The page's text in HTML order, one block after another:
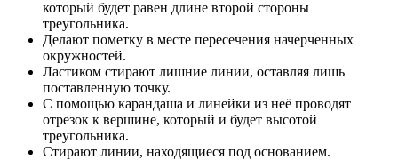
который будет равен длине второй стороны
треугольника.
Делают пометку в месте пересечения начерченных
окружностей.
Ластиком стирают лишние линии, оставляя лишь
поставленную точку.
С помощью карандаша и линейки из неё проводят
отрезок к вершине, который и будет высотой
треугольника.
Стирают линии, находящиеся под основанием.